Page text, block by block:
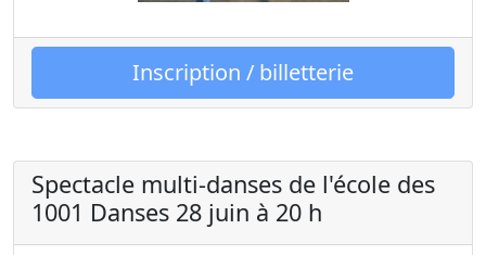
Inscription / billetterie
Spectacle multi-danses de l'école des
1001 Danses 28 juin à 20 h